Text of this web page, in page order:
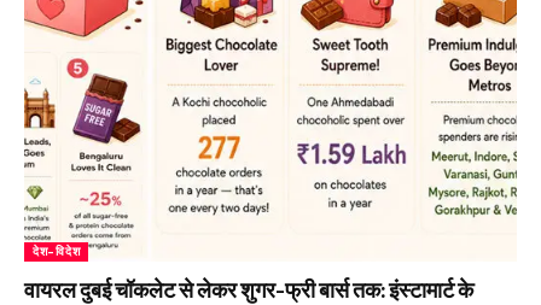
देश-विदेश
वायरल दुबई चॉकलेट से लेकर शुगर-फ्री बार्स तक: इंस्टामार्ट के